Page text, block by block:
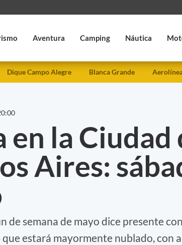
Aventura Camping Náutica
Dique Campo Alegre Blanca Grande
en la Ciudad
Aires:
de semana de mayo dice presente
estará mayormente nublado, con